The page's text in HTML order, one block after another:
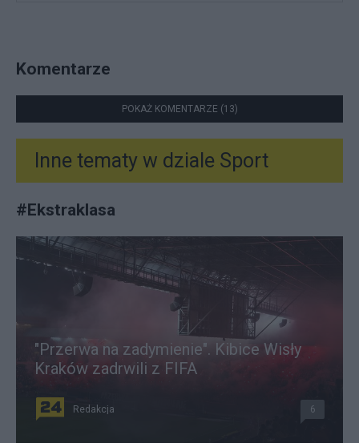
Komentarze
POKAŻ KOMENTARZE (13)
Inne tematy w dziale Sport
#Ekstraklasa
"Przerwa na zadymienie". Kibice Wisły
Kraków zadrwili z FIFA
Redakcja 6